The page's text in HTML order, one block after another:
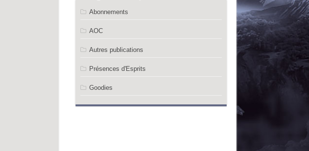
Abonnements
AOC
Autres publications
Présences d'Esprits
Goodies